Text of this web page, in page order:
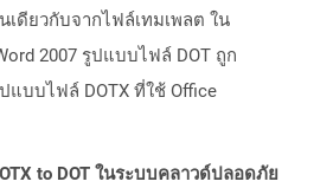
เดียวกับจากไฟล์เทมเพลต ใน
2007 รูปแบบไฟล์ DOT ถูก
บบไฟล์ DOTX ที่ใช้ Office
to DOT ในระบบคลาวด์ปลอดภัย